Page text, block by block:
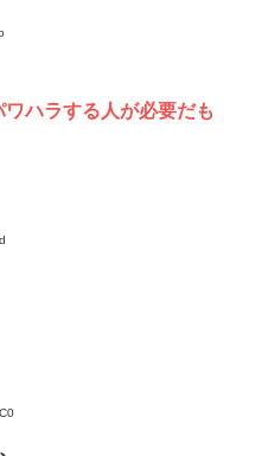
ハラする人が必要だも